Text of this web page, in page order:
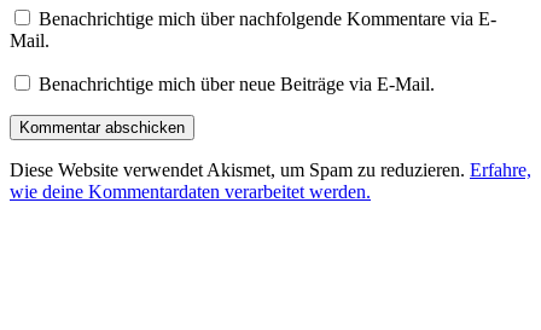
Benachrichtige mich über nachfolgende Kommentare via E-
Mail.
Benachrichtige mich über neue Beiträge via E-Mail.
Diese Website verwendet Akismet, um Spam zu reduzieren. Erfahre,
wie deine Kommentardaten verarbeitet werden.